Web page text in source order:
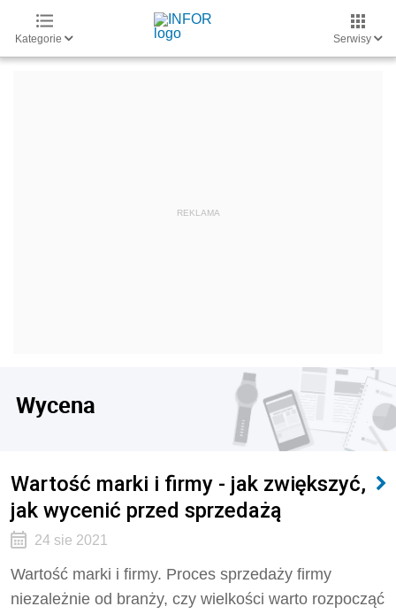
Kategorie Serwisy
Wycena
Wartość marki i firmy - jak zwiększyć,
jak wycenić przed sprzedażą
24 sie 2021
Wartość marki i firmy. Proces sprzedaży firmy
niezależnie od branży, czy wielkości warto rozpocząć